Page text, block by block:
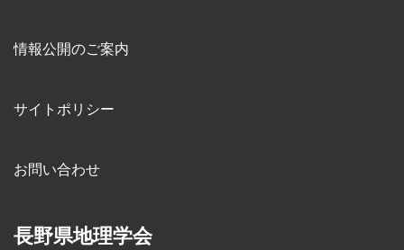
情報公開のご案内
サイトポリシー
お問い合わせ
長野県地理学会